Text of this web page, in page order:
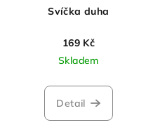
Svíčka duha
169 Kč
Skladem
Detail